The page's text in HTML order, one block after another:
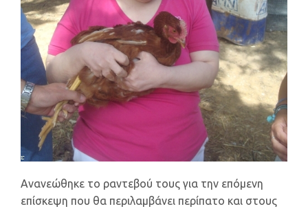
Ανανεώθηκε το ραντεβού τους για την επόμενη
επίσκεψη που θα περιλαμβάνει περίπατο και στους